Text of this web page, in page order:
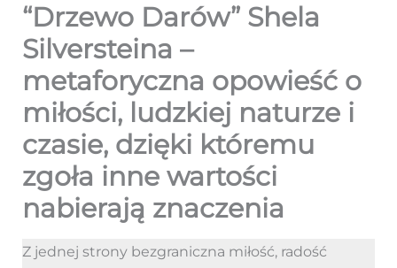
“Drzewo Darów” Shela
Silversteina –
metaforyczna opowieść o
miłości, ludzkiej naturze i
czasie, dzięki któremu
zgoła inne wartości
nabierają znaczenia
Z jednej strony bezgraniczna miłość, radość